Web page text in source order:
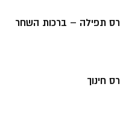
תפילה – ברכות השחר
חינוך